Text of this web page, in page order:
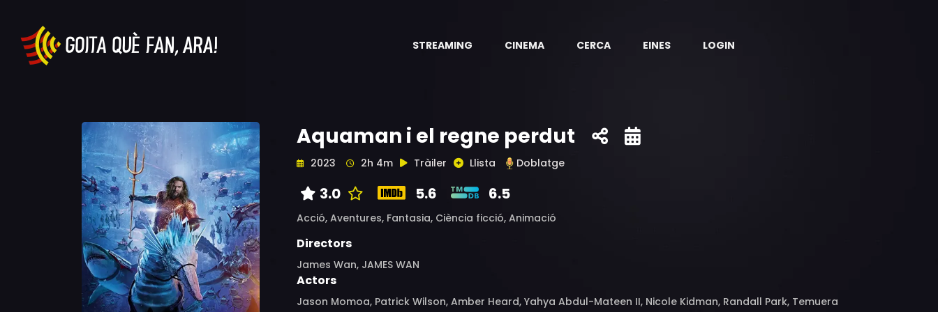
STREAMING CINEMA CERCA EINES LOGIN
Aquaman i el regne perdut
2023 2h 4m Tràiler Llista Doblatge
3.0 5.6 6.5
Acció, Aventures, Fantasia, Ciència ficció, Animació
Directors
James Wan, JAMES WAN
Actors
Jason Momoa, Patrick Wilson, Amber Heard, Yahya Abdul-Mateen II, Nicole Kidman, Randall Park, Temuera